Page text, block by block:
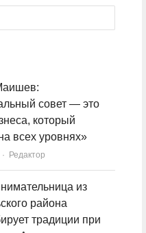
совет — это
который
всех уровнях»
Author
Редактор
из
района
традиции при